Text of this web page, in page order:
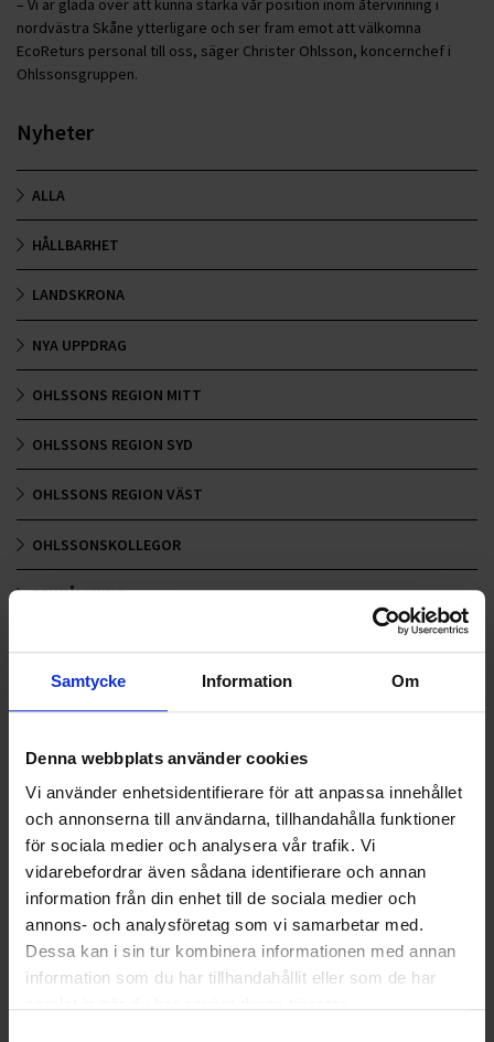
Samtycke Information Om
Denna webbplats använder cookies
Vi använder enhetsidentifierare för att anpassa innehållet
och annonserna till användarna, tillhandahålla funktioner
för sociala medier och analysera vår trafik. Vi
vidarebefordrar även sådana identifierare och annan
information från din enhet till de sociala medier och
annons- och analysföretag som vi samarbetar med.
Dessa kan i sin tur kombinera informationen med annan
information som du har tillhandahållit eller som de har
– Vi är glada över att kunna stärka vår position inom återvinning i
nordvästra Skåne ytterligare och ser fram emot att välkomna
EcoReturs personal till oss, säger Christer Ohlsson, koncernchef i
Ohlssonsgruppen.
Nyheter
ALLA
HÅLLBARHET
LANDSKRONA
NYA UPPDRAG
OHLSSONS REGION MITT
OHLSSONS REGION SYD
OHLSSONS REGION VÄST
OHLSSONSKOLLEGOR
RENHÅLLNING
SOCIALT ANSVAR